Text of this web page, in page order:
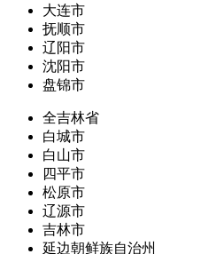
大连市
抚顺市
辽阳市
沈阳市
盘锦市
全吉林省
白城市
白山市
四平市
松原市
辽源市
吉林市
延边朝鲜族自治州